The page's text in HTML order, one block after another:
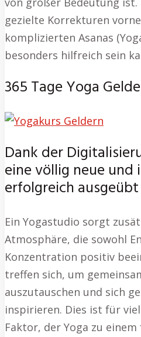
gezielte Korrekturen
komplizierten Asanas
besonders hilfreich sein
365 Tage Yoga
Dank der
eine völlig neue
erfolgreich
Ein Yogastudio sorgt
Atmosphäre, die sowohl
Konzentration positiv
treffen sich, um
auszutauschen und sich
inspirieren. Dies ist für
Faktor, der Yoga zu